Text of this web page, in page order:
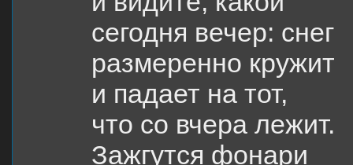
сегодня вечер: снег
размеренно кружит
и падает на тот,
что со вчера лежит.
Зажгутся фонари